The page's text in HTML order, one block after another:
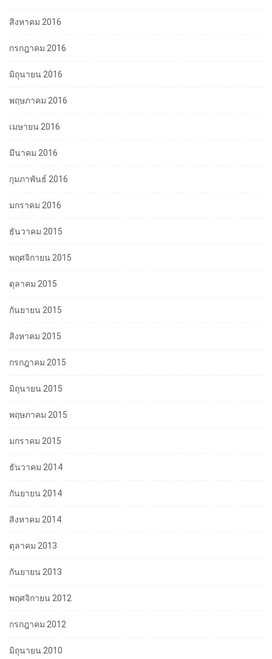
สิงหาคม 2016
กรกฎาคม 2016
มิถุนายน 2016
พฤษภาคม 2016
เมษายน 2016
มีนาคม 2016
กุมภาพันธ์ 2016
มกราคม 2016
ธันวาคม 2015
พฤศจิกายน 2015
ตุลาคม 2015
กันยายน 2015
สิงหาคม 2015
กรกฎาคม 2015
มิถุนายน 2015
พฤษภาคม 2015
มกราคม 2015
ธันวาคม 2014
กันยายน 2014
สิงหาคม 2014
ตุลาคม 2013
กันยายน 2013
พฤศจิกายน 2012
กรกฎาคม 2012
มิถุนายน 2010